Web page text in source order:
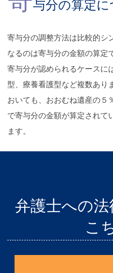
与分の算定に
寄与分の調整方法は比較的シ
なるのは寄与分の金額の算定
寄与分が認められるケースに
型、療養看護型など複数あり
おいても、おおむね遺産の５
で寄与分の金額が算定されて
ます。
弁護士への
こ